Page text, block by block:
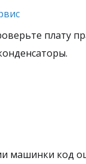
плату
машинки код